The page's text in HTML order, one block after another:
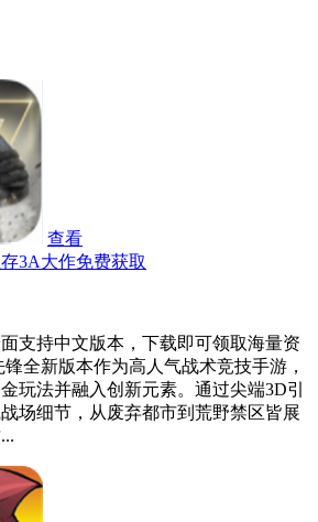
查看
3A大作免费获取
支持中文版本，下载即可领取海量资
全新版本作为高人气战术竞技手游，
玩法并融入创新元素。通过尖端3D引
场细节，从废弃都市到荒野禁区皆展